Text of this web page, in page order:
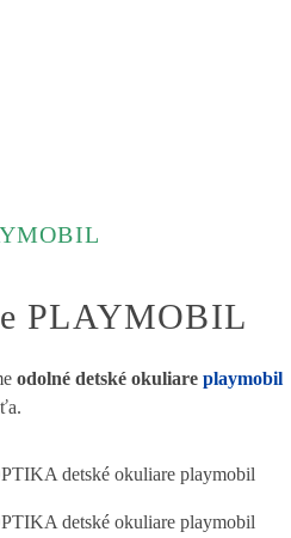
PLAYMOBIL
odolné detské okuliare playmobil